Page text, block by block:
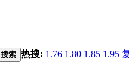
搜索 热搜: 1.76 1.80 1.85 1.95